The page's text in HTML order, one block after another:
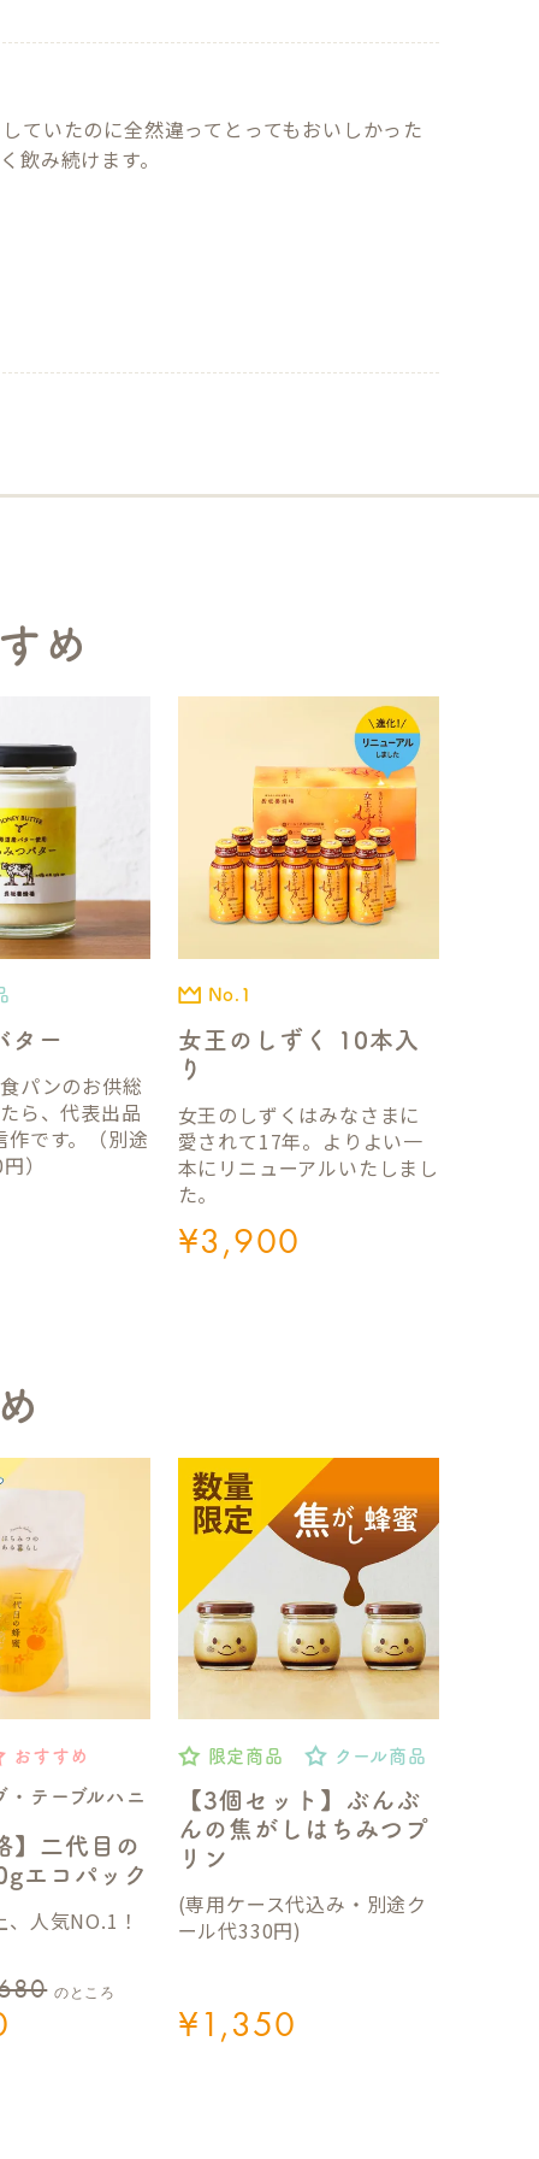
ていたのに全然違ってとってもおいしかった
飲み続けます。
め
ター
パンのお供総
ら、代表出品
作です。（別途
）
No.1
女王のしずく 10本入
り
女王のしずくはみなさまに
愛されて17年。よりよい一
本にリニューアルいたしまし
た。
¥3,900
おすすめ
・テーブルハニ
】二代目の
エコパック
人気NO.1！
のところ
限定商品 クール商品
【3個セット】ぶんぶ
んの焦がしはちみつプ
リン
(専用ケース代込み・別途ク
ール代330円)
¥1,350